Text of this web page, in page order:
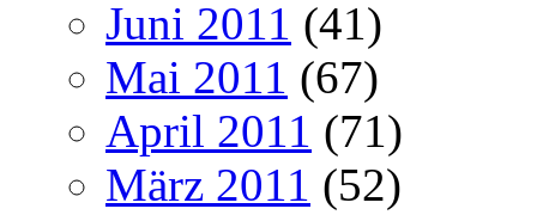
Juni 2011 (41)
Mai 2011 (67)
April 2011 (71)
März 2011 (52)